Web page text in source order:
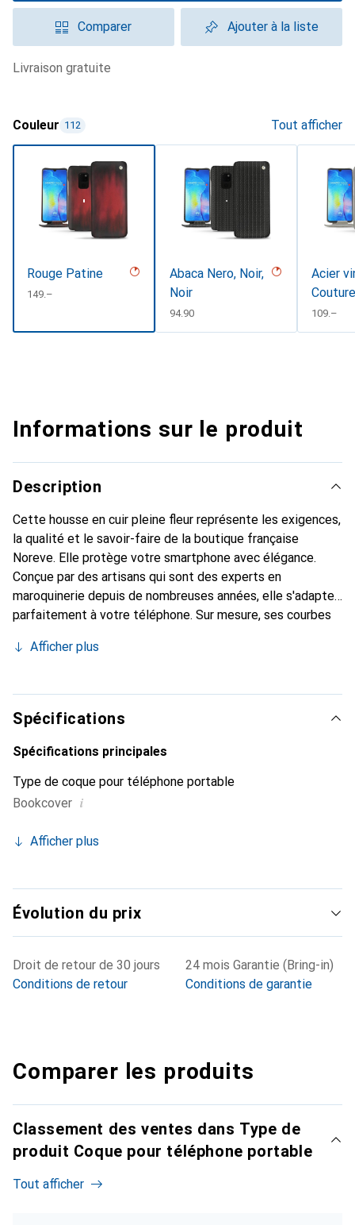
Comparer Ajouter à la liste
livraison gratuite
Couleur 112 Tout afficher
Rouge Patine
CHF
149.–
Abaca Nero, Noir,
Noir
CHF
94.90
Acier
CHF
109.–
Informations sur le produit
Description
Cette housse en cuir pleine fleur représente les exigences,
la qualité et le savoir-faire de la boutique française
Noreve. Elle protège votre smartphone avec élégance.
Conçue par des artisans qui sont des experts en
maroquinerie depuis de nombreuses années, elle s'adapte
parfaitement à votre téléphone. Sur mesure, ses courbes
devient l'accessoire chic et indispensable de votre
produits de haute qualité, la marque Noreve est un choix
sûr pour une clientèle exigeante.
Afficher plus
Spécifications
Spécifications principales
Type de coque pour téléphone portable
Bookcover i
Afficher plus
Évolution du prix
Droit de retour de 30 jours
Conditions de retour
24 mois Garantie (Bring-in)
Conditions de garantie
Comparer les produits
Classement des ventes dans Type de
produit Coque pour téléphone portable
Tout afficher